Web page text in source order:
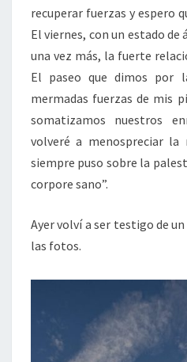
recuperar fuerzas y espero
El viernes, con un estado
una vez más, la fuerte
El paseo que dimos
mermadas fuerzas de mis
somatizamos nuestros
volveré a menospreciar
siempre puso sobre la
corpore sano”.
Ayer volví a ser testigo de
las fotos.